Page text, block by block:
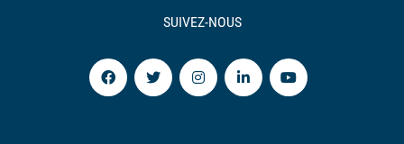
SUIVEZ-NOUS